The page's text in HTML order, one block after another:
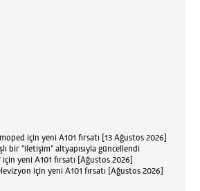
için yeni A101 fırsatı [13 Ağustos 2026]
bir "iletişim" altyapısıyla güncellendi
yeni A101 fırsatı [Ağustos 2026]
için yeni A101 fırsatı [Ağustos 2026]